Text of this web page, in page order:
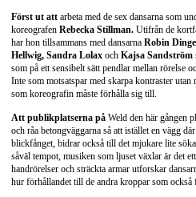
Först ut att arbeta med de sex dansarna som
koreografen Rebecka Stillman. Utifrån de
har hon tillsammans med dansarna Robin
Hellwig, Sandra Lolax och Kajsa Sandström
som på ett sensibelt sätt pendlar mellan rörelse
Inte som motsatspar med skarpa kontraster
som koreografin måste förhålla sig till.
Att publikplatserna på Weld den här gången
och råa betongväggarna så att istället en vägg
blickfånget, bidrar också till det mjukare lite
såväl tempot, musiken som ljuset växlar är det
handrörelser och sträckta armar utforskar
hur förhållandet till de andra kroppar som också